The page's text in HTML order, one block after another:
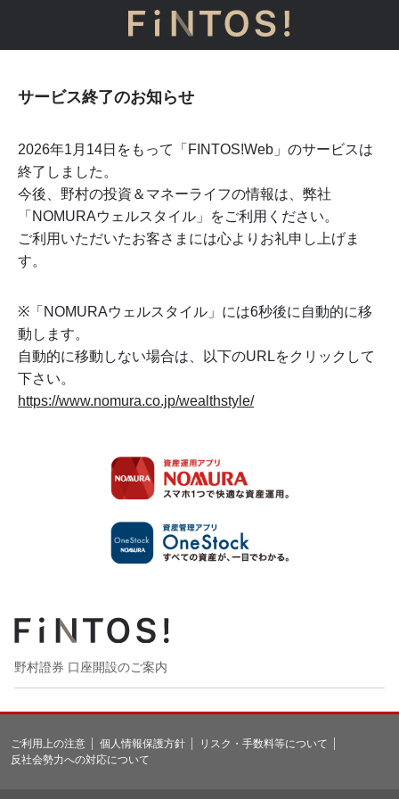
サービス終了のお知らせ
2026年1月14日をもって「FINTOS!Web」のサービスは
終了しました。
今後、野村の投資＆マネーライフの情報は、弊社
「NOMURAウェルスタイル」をご利用ください。
ご利用いただいたお客さまには心よりお礼申し上げま
す。
※「NOMURAウェルスタイル」には6秒後に自動的に移
動します。
自動的に移動しない場合は、以下のURLをクリックして
下さい。
https://www.nomura.co.jp/wealthstyle/
野村證券 口座開設のご案内
ご利用上の注意 個人情報保護方針
リスク・手数料等について
反社会勢力への対応について